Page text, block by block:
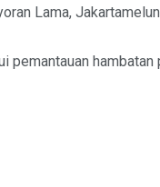
Lama,